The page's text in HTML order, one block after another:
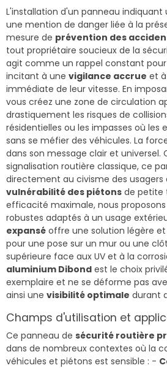
L'installation d'un panneau indiquant
une mention de danger liée à la
mesure de prévention des
tout propriétaire soucieux de la
agit comme un rappel constant
incitant à une vigilance accrue et
immédiate de leur vitesse. En
vous créez une zone de circulation
drastiquement les risques de
résidentielles ou les impasses où
sans se méfier des véhicules. La
dans son message clair et universel.
signalisation routière classique, ce
directement au civisme des usagers
vulnérabilité des piétons de petite
efficacité maximale, nous
robustes adaptés à un usage
expansé offre une solution légère
pour une pose sur un mur ou une
supérieure face aux UV et à la
aluminium Dibond est le choix
exemplaire et ne se déforme pas
ainsi une visibilité optimale durant
Champs d'utilisation et
Ce panneau de sécurité routière
dans de nombreux contextes où la
véhicules et piétons est sensible : -